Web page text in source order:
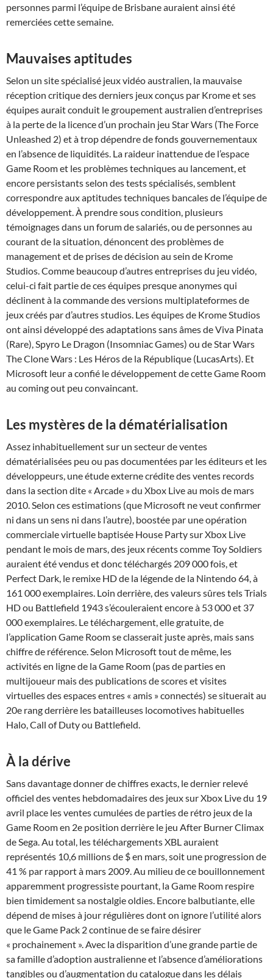
personnes parmi l’équipe de Brisbane auraient ainsi été
remerciées cette semaine.
Mauvaises aptitudes
Selon un site spécialisé jeux vidéo australien, la mauvaise
réception critique des derniers jeux conçus par Krome et ses
équipes aurait conduit le groupement australien d’entreprises
à la perte de la licence d’un prochain jeu Star Wars (The Force
Unleashed 2) et à trop dépendre de fonds gouvernementaux
en l’absence de liquidités. La raideur inattendue de l’espace
Game Room et les problèmes techniques au lancement, et
encore persistants selon des tests spécialisés, semblent
correspondre aux aptitudes techniques bancales de l’équipe de
développement. À prendre sous condition, plusieurs
témoignages dans un forum de salariés, ou de personnes au
courant de la situation, dénoncent des problèmes de
management et de prises de décision au sein de Krome
Studios. Comme beaucoup d’autres entreprises du jeu vidéo,
celui-ci fait partie de ces équipes presque anonymes qui
déclinent à la commande des versions multiplateformes de
jeux créés par d’autres studios. Les équipes de Krome Studios
ont ainsi développé des adaptations sans âmes de Viva Pinata
(Rare), Spyro Le Dragon (Insomniac Games) ou de Star Wars
The Clone Wars : Les Héros de la République (LucasArts). Et
Microsoft leur a confié le développement de cette Game Room
au coming out peu convaincant.
Les mystères de la dématérialisation
Assez inhabituellement sur un secteur de ventes
dématérialisées peu ou pas documentées par les éditeurs et les
développeurs, une étude externe crédite des ventes records
dans la section dite « Arcade » du Xbox Live au mois de mars
2010. Selon ces estimations (que Microsoft ne veut confirmer
ni dans un sens ni dans l’autre), boostée par une opération
commerciale virtuelle baptisée House Party sur Xbox Live
pendant le mois de mars, des jeux récents comme Toy Soldiers
auraient été vendus et donc téléchargés 209 000 fois, et
Perfect Dark, le remixe HD de la légende de la Nintendo 64, à
161 000 exemplaires. Loin derrière, des valeurs sûres tels Trials
HD ou Battlefield 1943 s’écouleraient encore à 53 000 et 37
000 exemplaires. Le téléchargement, elle gratuite, de
l’application Game Room se classerait juste après, mais sans
chiffre de référence. Selon Microsoft tout de même, les
activités en ligne de la Game Room (pas de parties en
multijoueur mais des publications de scores et visites
virtuelles des espaces entres « amis » connectés) se situerait au
20e rang derrière les batailleuses locomotives habituelles
Halo, Call of Duty ou Battlefield.
À la dérive
Sans davantage donner de chiffres exacts, le dernier relevé
officiel des ventes hebdomadaires des jeux sur Xbox Live du 19
avril place les ventes cumulées de parties de rétro jeux de la
Game Room en 2e position derrière le jeu After Burner Climax
de Sega. Au total, les téléchargements XBL auraient
représentés 10,6 millions de $ en mars, soit une progression de
41 % par rapport à mars 2009. Au milieu de ce bouillonnement
apparemment progressiste pourtant, la Game Room respire
bien timidement sa nostalgie oldies. Encore balbutiante, elle
dépend de mises à jour régulières dont on ignore l’utilité alors
que le Game Pack 2 continue de se faire désirer
« prochainement ». Avec la disparition d’une grande partie de
sa famille d’adoption australienne et l’absence d’améliorations
tangibles ou d’augmentation du catalogue dans les délais